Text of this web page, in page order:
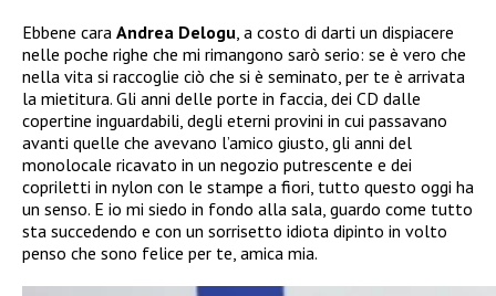
Ebbene cara Andrea Delogu , a costo di darti un dispiacere
nelle poche righe che mi rimangono sarò serio: se è vero che
nella vita si raccoglie ciò che si è seminato, per te è arrivata
la mietitura. Gli anni delle porte in faccia, dei CD dalle
copertine inguardabili, degli eterni provini in cui passavano
avanti quelle che avevano l’amico giusto, gli anni del
monolocale ricavato in un negozio putrescente e dei
copriletti in nylon con le stampe a fiori, tutto questo oggi ha
un senso. E io mi siedo in fondo alla sala, guardo come tutto
sta succedendo e con un sorrisetto idiota dipinto in volto
penso che sono felice per te, amica mia.